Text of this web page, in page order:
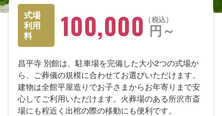
式場
利用
料
税込
100,000 円～
昌平寺 別館は、駐車場を完備した大小2つの式場か
ら、ご葬儀の規模に合わせてお選びいただけます。
建物は全館平屋造りでお子さまからお年寄りまで安
心してご利用いただけます。火葬場のある所沢市斎
場にも程近く出棺の際の移動にも便利です。